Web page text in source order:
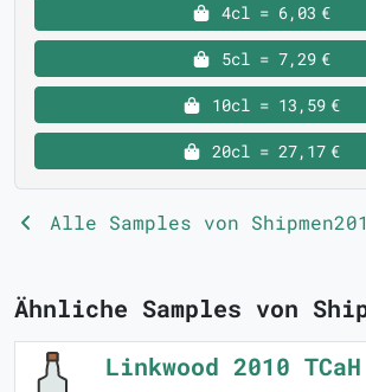
4cl = 6,03 €
5cl = 7,29 €
10cl = 13,59 €
20cl = 27,17 €
Alle Samples von
Ähnliche Samples von
Linkwood 2010 TCaH